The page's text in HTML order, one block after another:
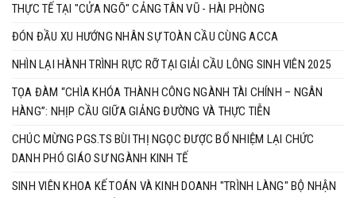
THỰC TẾ TẠI "CỬA NGÕ" CẢNG TÂN VŨ - HÀI PHÒNG
ĐÓN ĐẦU XU HƯỚNG NHÂN SỰ TOÀN CẦU CÙNG ACCA
NHÌN LẠI HÀNH TRÌNH RỰC RỠ TẠI GIẢI CẦU LÔNG SINH VIÊN 2025
TỌA ĐÀM “CHÌA KHÓA THÀNH CÔNG NGÀNH TÀI CHÍNH – NGÂN
HÀNG”: NHỊP CẦU GIỮA GIẢNG ĐƯỜNG VÀ THỰC TIỄN
CHÚC MỪNG PGS.TS BÙI THỊ NGỌC ĐƯỢC BỔ NHIỆM LẠI CHỨC
DANH PHÓ GIÁO SƯ NGÀNH KINH TẾ
SINH VIÊN KHOA KẾ TOÁN VÀ KINH DOANH "TRÌNH LÀNG" BỘ NHẬN